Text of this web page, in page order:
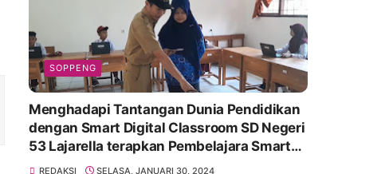
SOPPENG
Menghadapi Tantangan Dunia Pendidikan
dengan Smart Digital Classroom SD Negeri
53 Lajarella terapkan Pembelajara Smart
Class Device
REDAKSI SELASA, JANUARI 30, 2024